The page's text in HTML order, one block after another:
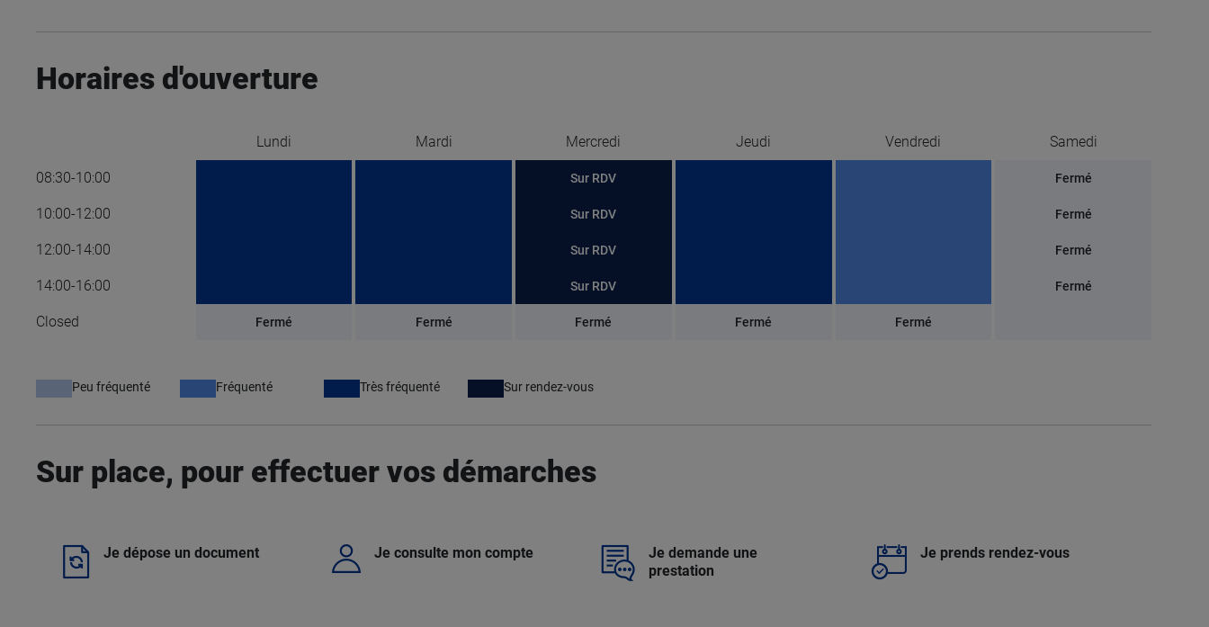
Horaires d'ouverture
Lundi Mardi Mercredi Jeudi Vendredi Samedi
08:30-10:00 Sur RDV Fermé
10:00-12:00 Sur RDV Fermé
12:00-14:00 Sur RDV Fermé
14:00-16:00 Sur RDV Fermé
Closed Fermé Fermé Fermé Fermé Fermé
Peu fréquenté Fréquenté Très fréquenté Sur rendez-vous
Sur place, pour effectuer vos démarches
Je dépose un document Je consulte mon compte
Je demande une
prestation
Je prends rendez-vous